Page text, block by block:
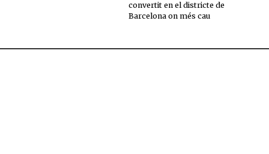
convertit en el districte de
Barcelona on més cau